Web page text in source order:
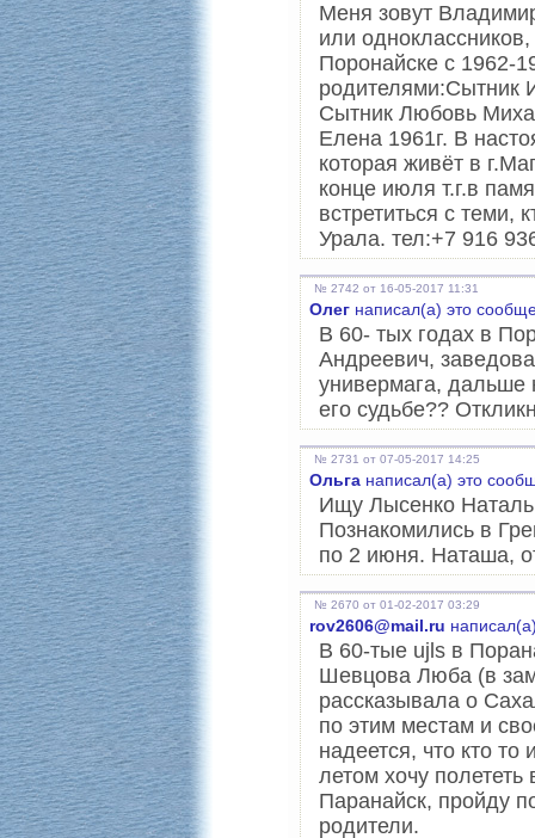
Меня зовут
или
Поронайске с 1962-
родителями:Сытник
Сытник Любовь
Елена 1961г. В
которая живёт в
конце июля т.г.в
встретиться с теми,
Урала. тел:+7 916
№ 2742 от 16-05-2017 11:31
Олег написал(а) это
В 60- тых годах в
Андреевич,
универмага, дальше
его судьбе??
№ 2731 от 07-05-2017 14:25
Ольга написал(а) это
Ищу Лысенко
Познакомились в
по 2 июня. Наташа,
№ 2670 от 01-02-2017 03:29
rov2606@mail.ru
В 60-тые ujls в
Шевцова Люба (в
рассказывала о
по этим местам и
надеется, что кто то
летом хочу
Паранайск, пройду
родители.